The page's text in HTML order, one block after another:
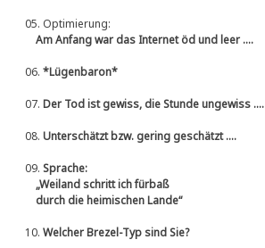
05. Optimierung:
Am Anfang war das Internet öd und leer ....
06.*Lügenbaron*
07.Der Tod ist gewiss, die Stunde ungewiss ....
08.Unterschätzt bzw. gering geschätzt ....
09.Sprache:
„Weiland schritt ich fürbaß
durch die heimischen Lande“
10.Welcher Brezel-Typ sind Sie?